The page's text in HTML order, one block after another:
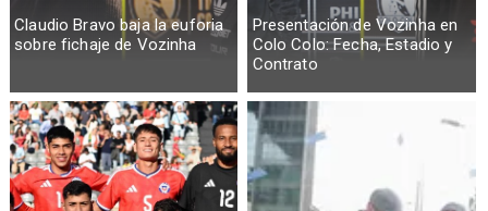
Claudio Bravo baja la euforia
sobre fichaje de Vozinha
Presentación de Vozinha en
Colo Colo: Fecha, Estadio y
Contrato